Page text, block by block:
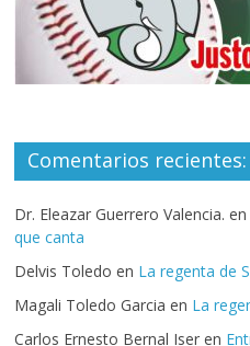
Comentarios recientes:
Dr. Eleazar Guerrero Valencia. en
que canta
Delvis Toledo en La regenta de
Magali Toledo Garcia en La
Carlos Ernesto Bernal Iser en